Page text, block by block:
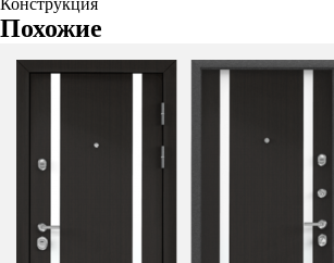
Конструкция
Похожие